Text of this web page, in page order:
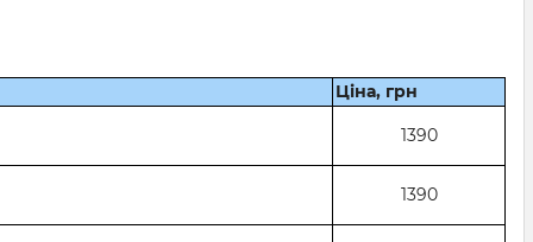
Ціна, грн
1390
1390